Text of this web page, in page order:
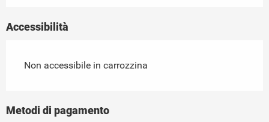
Accessibilità
Non accessibile in carrozzina
Metodi di pagamento